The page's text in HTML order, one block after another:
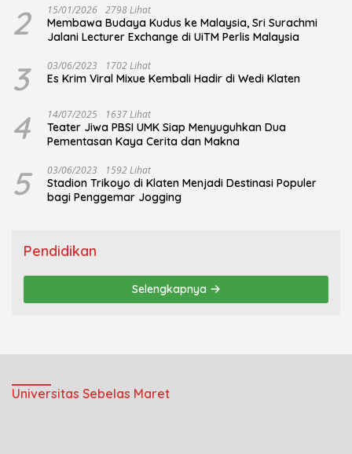
2 15/01/2026 2798 Lihat
Membawa Budaya Kudus ke Malaysia, Sri Surachmi
Jalani Lecturer Exchange di UiTM Perlis Malaysia
3 03/06/2023 1702 Lihat
Es Krim Viral Mixue Kembali Hadir di Wedi Klaten
4 14/07/2025 1637 Lihat
Teater Jiwa PBSI UMK Siap Menyuguhkan Dua
Pementasan Kaya Cerita dan Makna
5 03/06/2023 1592 Lihat
Stadion Trikoyo di Klaten Menjadi Destinasi Populer
bagi Penggemar Jogging
Pendidikan
Selengkapnya
Universitas Sebelas Maret